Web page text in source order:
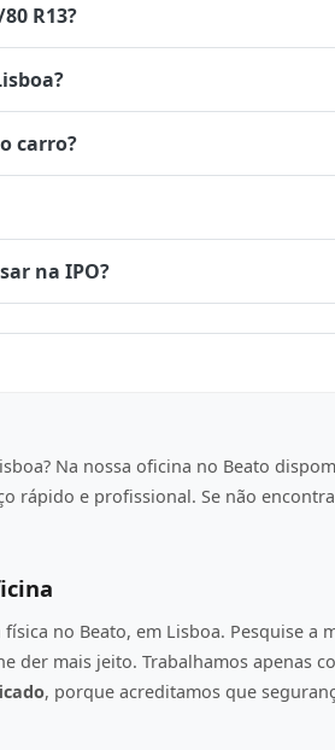
R13?
carro?
na IPO?
Na nossa oficina no Beato
rápido e profissional. Se não
no Beato, em Lisboa. Pesquise a
der mais jeito. Trabalhamos apenas
, porque acreditamos que